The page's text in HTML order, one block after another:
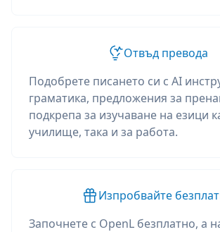
Отвъд превода
Подобрете писането си с AI
граматика, предложения за
подкрепа за изучаване на езици
училище, така и за работа.
Изпробвайте
Започнете с OpenL безплатно, а